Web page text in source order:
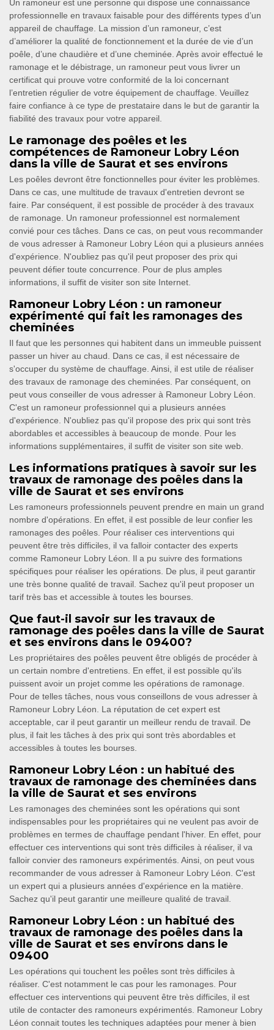
Un ramoneur est une personne qui dispose une connaissance
professionnelle en travaux faisable pour des différents types d’un
appareil de chauffage. La mission d’un ramoneur, c’est
d’améliorer la qualité de fonctionnement et la durée de vie d’un
poêle, d’une chaudière et d’une cheminée. Après avoir effectué le
ramonage et le débistrage, un ramoneur peut vous livrer un
certificat qui prouve votre conformité de la loi concernant
l’entretien régulier de votre équipement de chauffage. Veuillez
faire confiance à ce type de prestataire dans le but de garantir la
fiabilité des travaux pour votre appareil.
Le ramonage des poêles et les
compétences de Ramoneur Lobry Léon
dans la ville de Saurat et ses environs
Les poêles devront être fonctionnelles pour éviter les problèmes.
Dans ce cas, une multitude de travaux d'entretien devront se
faire. Par conséquent, il est possible de procéder à des travaux
de ramonage. Un ramoneur professionnel est normalement
convié pour ces tâches. Dans ce cas, on peut vous recommander
de vous adresser à Ramoneur Lobry Léon qui a plusieurs années
d'expérience. N'oubliez pas qu'il peut proposer des prix qui
peuvent défier toute concurrence. Pour de plus amples
informations, il suffit de visiter son site Internet.
Ramoneur Lobry Léon : un ramoneur
expérimenté qui fait les ramonages des
cheminées
Il faut que les personnes qui habitent dans un immeuble puissent
passer un hiver au chaud. Dans ce cas, il est nécessaire de
s'occuper du système de chauffage. Ainsi, il est utile de réaliser
des travaux de ramonage des cheminées. Par conséquent, on
peut vous conseiller de vous adresser à Ramoneur Lobry Léon.
C'est un ramoneur professionnel qui a plusieurs années
d'expérience. N'oubliez pas qu'il propose des prix qui sont très
abordables et accessibles à beaucoup de monde. Pour les
informations supplémentaires, il suffit de visiter son site web.
Les informations pratiques à savoir sur les
travaux de ramonage des poêles dans la
ville de Saurat et ses environs
Les ramoneurs professionnels peuvent prendre en main un grand
nombre d'opérations. En effet, il est possible de leur confier les
ramonages des poêles. Pour réaliser ces interventions qui
peuvent être très difficiles, il va falloir contacter des experts
comme Ramoneur Lobry Léon. Il a pu suivre des formations
spécifiques pour réaliser les opérations. De plus, il peut garantir
une très bonne qualité de travail. Sachez qu'il peut proposer un
tarif très bas et accessible à toutes les bourses.
Que faut-il savoir sur les travaux de
ramonage des poêles dans la ville de Saurat
et ses environs dans le 09400?
Les propriétaires des poêles peuvent être obligés de procéder à
un certain nombre d'entretiens. En effet, il est possible qu'ils
puissent avoir un projet comme les opérations de ramonage.
Pour de telles tâches, nous vous conseillons de vous adresser à
Ramoneur Lobry Léon. La réputation de cet expert est
acceptable, car il peut garantir un meilleur rendu de travail. De
plus, il fait les tâches à des prix qui sont très abordables et
accessibles à toutes les bourses.
Ramoneur Lobry Léon : un habitué des
travaux de ramonage des cheminées dans
la ville de Saurat et ses environs
Les ramonages des cheminées sont les opérations qui sont
indispensables pour les propriétaires qui ne veulent pas avoir de
problèmes en termes de chauffage pendant l'hiver. En effet, pour
effectuer ces interventions qui sont très difficiles à réaliser, il va
falloir convier des ramoneurs expérimentés. Ainsi, on peut vous
recommander de vous adresser à Ramoneur Lobry Léon. C'est
un expert qui a plusieurs années d'expérience en la matière.
Sachez qu'il peut garantir une meilleure qualité de travail.
Ramoneur Lobry Léon : un habitué des
travaux de ramonage des poêles dans la
ville de Saurat et ses environs dans le
09400
Les opérations qui touchent les poêles sont très difficiles à
réaliser. C'est notamment le cas pour les ramonages. Pour
effectuer ces interventions qui peuvent être très difficiles, il est
utile de contacter des ramoneurs expérimentés. Ramoneur Lobry
Léon connait toutes les techniques adaptées pour mener à bien